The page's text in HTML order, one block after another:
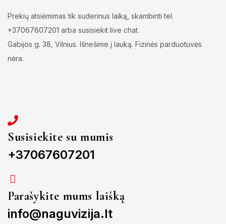
Prekių atsiėmimas tik suderinus laiką, skambinti tel.
+37067607201 arba susisiekit live chat.
Gabijos g. 38, Vilnius. Išnešime į lauką. Fizinės parduotuvės
nėra.
Susisiekite su mumis
+37067607201
Parašykite mums laišką
info@naguvizija.lt